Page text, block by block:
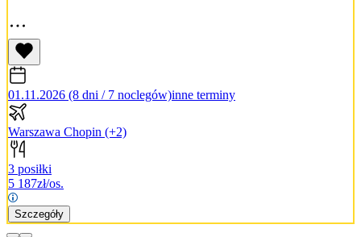
01.11.2026 (8 dni / 7 noclegów)inne terminy
Warszawa Chopin (+2)
3 posiłki
5 187zł/os.
Szczegóły